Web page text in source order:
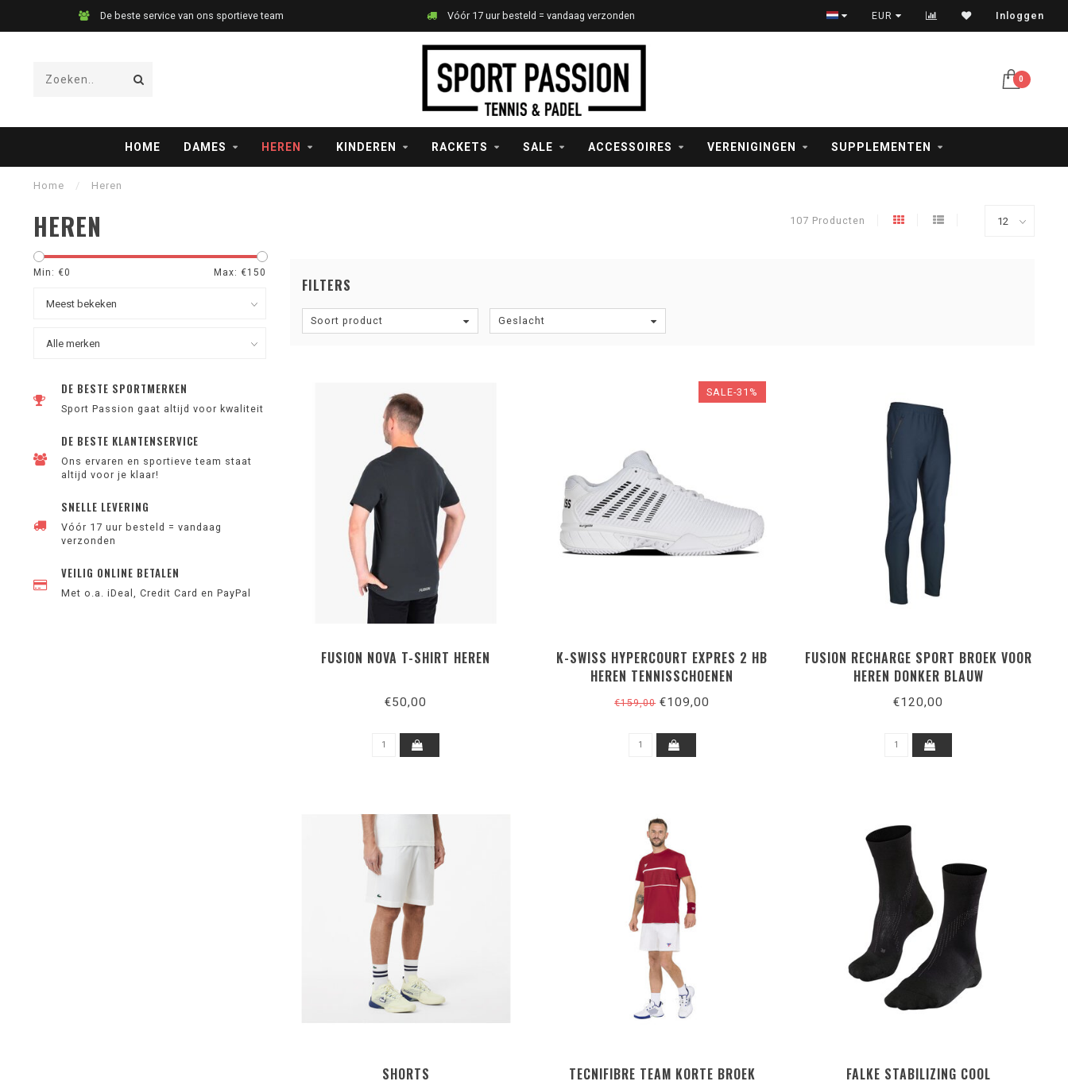
De beste service van ons sportieve team Vóór 17 uur besteld = vandaag verzonden Veilig betalen met iDeal, creditcard en PayPal
EUR Inloggen
0
HOME DAMES HEREN KINDEREN RACKETS SALE ACCESSOIRES VERENIGINGEN SUPPLEMENTEN
Home / Heren
HEREN 107 Producten
Min: €0 Max: €150
DE BESTE SPORTMERKEN
Sport Passion gaat altijd voor kwaliteit
DE BESTE KLANTENSERVICE
Ons ervaren en sportieve team staat
altijd voor je klaar!
SNELLE LEVERING
Vóór 17 uur besteld = vandaag
verzonden
VEILIG ONLINE BETALEN
Met o.a. iDeal, Credit Card en PayPal
FILTERS
Soort product Geslacht
FUSION NOVA T-SHIRT HEREN
€50,00
SALE-31%
K-SWISS HYPERCOURT EXPRES 2 HB
HEREN TENNISSCHOENEN
€159,00€109,00
FUSION RECHARGE SPORT BROEK VOOR
HEREN DONKER BLAUW
€120,00
SHORTS TECNIFIBRE TEAM KORTE BROEK FALKE STABILIZING COOL